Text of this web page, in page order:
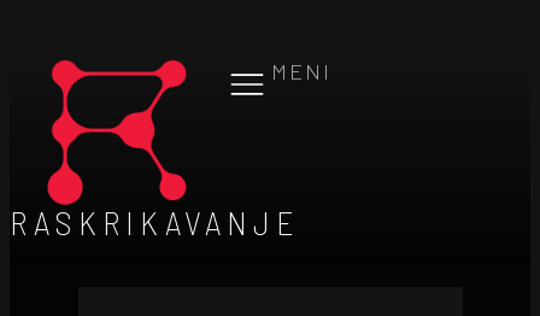
MENI
RASKRIKAVANJE